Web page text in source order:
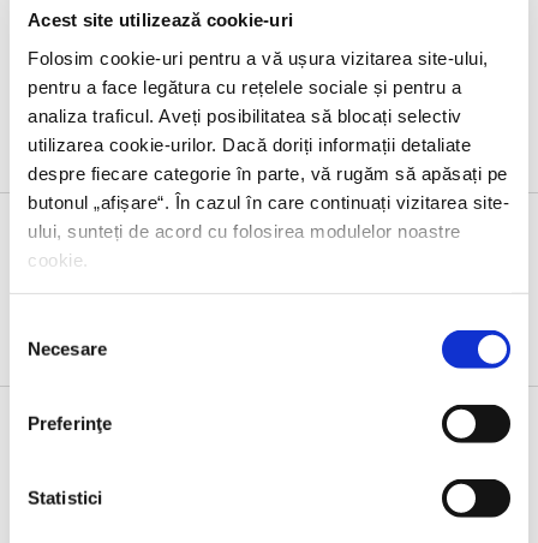
Acest site utilizează cookie-uri
Folosim cookie-uri pentru a vă ușura vizitarea site-ului,
pentru a face legătura cu rețelele sociale și pentru a
analiza traficul. Aveți posibilitatea să blocați selectiv
utilizarea cookie-urilor. Dacă doriți informații detaliate
despre fiecare categorie în parte, vă rugăm să apăsați pe
butonul „ afișare“. În cazul în care continuați vizitarea site-
ului, sunteți de acord cu folosirea modulelor noastre
cookie.
consimțământului
Necesare
Preferinţe
Statistici
Christopher Reich,Clubul patriotilor
Evenimente
Noul ghid al nesimțitului,